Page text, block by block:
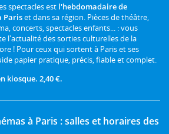
spectacles est l'hebdomadaire de
Pariset dans sa région. Pièces de théâtre,
concerts, spectacles enfants... : vous
l'actualité des sorties culturelles de la
! Pour ceux qui sortent à Paris et ses
papier pratique, précis, fiable et complet.
kiosque. 2,40 €.
à Paris : salles et horaires des